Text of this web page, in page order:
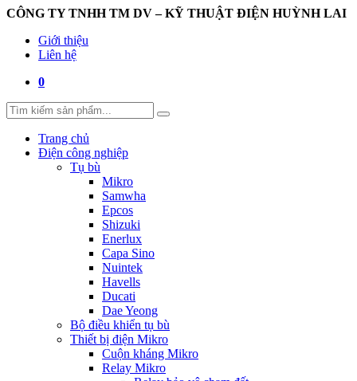
CÔNG TY TNHH TM DV – KỸ THUẬT ĐIỆN HUỲNH LAI
Giới thiệu
Liên hệ
0
Trang chủ
Điện công nghiệp
Tụ bù
Mikro
Samwha
Epcos
Shizuki
Enerlux
Capa Sino
Nuintek
Havells
Ducati
Dae Yeong
Bộ điều khiển tụ bù
Thiết bị điện Mikro
Cuộn kháng Mikro
Relay Mikro